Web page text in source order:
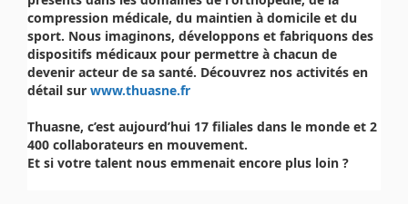
compression médicale, du maintien à domicile et du
sport. Nous imaginons, développons et fabriquons des
dispositifs médicaux pour permettre à chacun de
devenir acteur de sa santé. Découvrez nos activités en
détail sur www.thuasne.fr
Thuasne, c’est aujourd’hui 17 filiales dans le monde et 2
400 collaborateurs en mouvement.
Et si votre talent nous emmenait encore plus loin ?